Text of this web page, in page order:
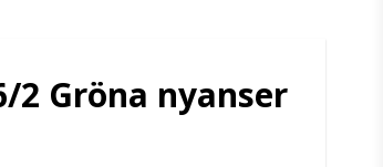
2 Gröna nyanser